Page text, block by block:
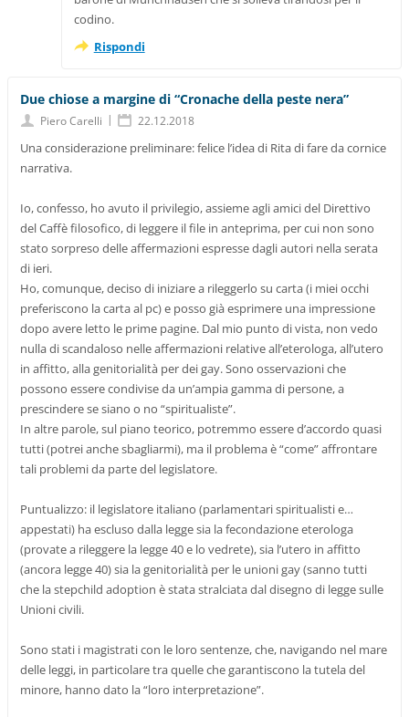
codino.
Rispondi
Due chiose a margine di “Cronache della peste nera”
Piero Carelli | 22.12.2018
Una considerazione preliminare: felice l’idea di Rita di fare da cornice
narrativa.
Io, confesso, ho avuto il privilegio, assieme agli amici del Direttivo
del Caffè filosofico, di leggere il file in anteprima, per cui non sono
stato sorpreso delle affermazioni espresse dagli autori nella serata
di ieri.
Ho, comunque, deciso di iniziare a rileggerlo su carta (i miei occhi
preferiscono la carta al pc) e posso già esprimere una impressione
dopo avere letto le prime pagine. Dal mio punto di vista, non vedo
nulla di scandaloso nelle affermazioni relative all’eterologa, all’utero
in affitto, alla genitorialità per dei gay. Sono osservazioni che
possono essere condivise da un’ampia gamma di persone, a
prescindere se siano o no “spiritualiste”.
In altre parole, sul piano teorico, potremmo essere d’accordo quasi
tutti (potrei anche sbagliarmi), ma il problema è “come” affrontare
tali problemi da parte del legislatore.
Puntualizzo: il legislatore italiano (parlamentari spiritualisti e…
appestati) ha escluso dalla legge sia la fecondazione eterologa
(provate a rileggere la legge 40 e lo vedrete), sia l’utero in affitto
(ancora legge 40) sia la genitorialità per le unioni gay (sanno tutti
che la stepchild adoption è stata stralciata dal disegno di legge sulle
Unioni civili.
Sono stati i magistrati con le loro sentenze, che, navigando nel mare
delle leggi, in particolare tra quelle che garantiscono la tutela del
minore, hanno dato la “loro interpretazione”.